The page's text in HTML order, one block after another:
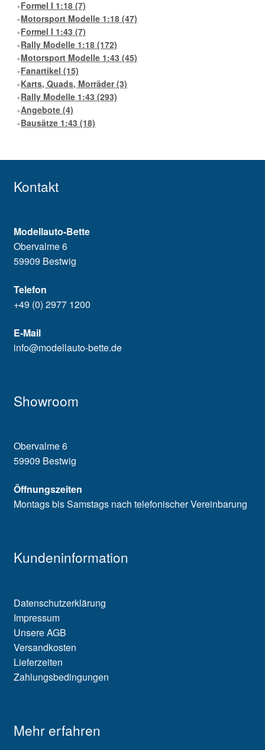
Formel I 1:18(7)
Motorsport Modelle 1:18(47)
Formel I 1:43(7)
Rally Modelle 1:18(172)
Motorsport Modelle 1:43(45)
Fanartikel(15)
Karts, Quads, Morräder(3)
Rally Modelle 1:43(293)
Angebote(4)
Bausätze 1:43(18)
Kontakt
Modellauto-Bette
Obervalme 6
59909 Bestwig
Telefon
+49 (0) 2977 1200
E-Mail
info@modellauto-bette.de
Showroom
Obervalme 6
59909 Bestwig
Öffnungszeiten
Montags bis Samstags nach telefonischer Vereinbarung
Kundeninformation
Datenschutzerklärung
Impressum
Unsere AGB
Versandkosten
Lieferzeiten
Zahlungsbedingungen
Mehr erfahren